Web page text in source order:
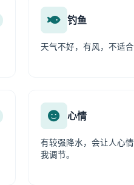
钓鱼
天气不好，有风，不适合
心情
有较强降水，会让人心
我调节。